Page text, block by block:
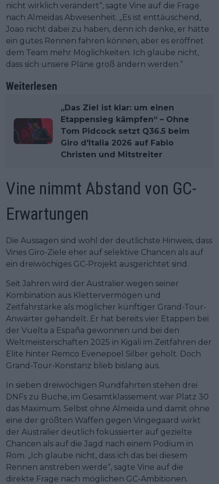
nicht wirklich verändert“, sagte Vine auf die Frage
nach Almeidas Abwesenheit. „Es ist enttäuschend,
Joao nicht dabei zu haben, denn ich denke, er hätte
ein gutes Rennen fahren können, aber es eröffnet
dem Team mehr Möglichkeiten. Ich glaube nicht,
dass sich unsere Pläne groß ändern werden.“
Weiterlesen
„Das Ziel ist klar: um einen
Etappensieg kämpfen“ – Ohne
Tom Pidcock setzt Q36.5 beim
Giro d'Italia 2026 auf Fabio
Christen und Mitstreiter
Vine nimmt Abstand von GC-
Erwartungen
Die Aussagen sind wohl der deutlichste Hinweis, dass
Vines Giro-Ziele eher auf selektive Chancen als auf
ein dreiwöchiges GC-Projekt ausgerichtet sind.
Seit Jahren wird der Australier wegen seiner
Kombination aus Klettervermögen und
Zeitfahrstärke als möglicher künftiger Grand-Tour-
Anwärter gehandelt. Er hat bereits vier Etappen bei
der Vuelta a España gewonnen und bei den
Weltmeisterschaften 2025 in Kigali im Zeitfahren der
Elite hinter Remco Evenepoel Silber geholt. Doch
Grand-Tour-Konstanz blieb bislang aus.
In sieben dreiwöchigen Rundfahrten stehen drei
DNFs zu Buche, im Gesamtklassement war Platz 30
das Maximum. Selbst ohne Almeida und damit ohne
eine der größten Waffen gegen Vingegaard wirkt
der Australier deutlich fokussierter auf gezielte
Chancen als auf die Jagd nach einem Podium in
Rom. „Ich glaube nicht, dass ich das bei diesem
Rennen anstreben werde“, sagte Vine auf die
direkte Frage nach möglichen GC-Ambitionen.